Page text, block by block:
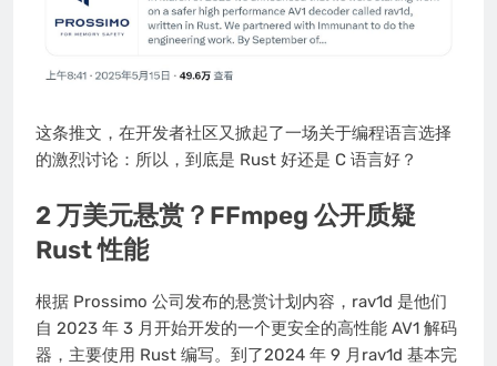
这条推文，在开发者社区又掀起了一场关于编程语言选择
的激烈讨论：所以，到底是 Rust 好还是 C 语言好？
2 万美元悬赏？FFmpeg 公开质疑
Rust 性能
根据 Prossimo 公司发布的悬赏计划内容，rav1d 是他们
自 2023 年 3 月开始开发的一个更安全的高性能 AV1 解码
器，主要使用 Rust 编写。到了2024 年 9 月rav1d 基本完